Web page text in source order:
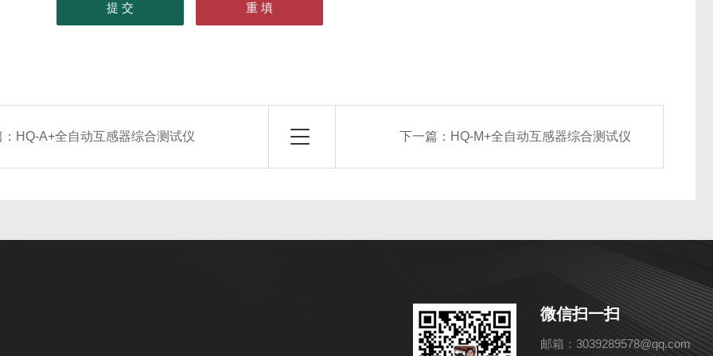
HQ-A+全自动互感器综合测试仪 下一篇： HQ-M+全自动互感器综合测试仪
微信扫一扫
邮箱：3039289578@qq.com